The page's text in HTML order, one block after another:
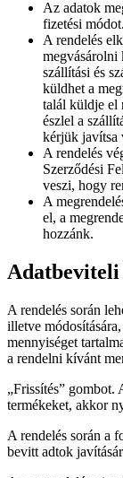
Az adatok
fizetési módot.
A rendelés
megvásárolni
szállítási és
küldhet a
talál küldje el
észlel a
kérjük javítsa
A rendelés
Szerződési
veszi, hogy
A
el, a
hozzánk.
Adatbeviteli
A rendelés során
illetve
mennyiséget
a rendelni kívánt
„Frissítés”
termékeket, akkor
A rendelés során a
bevitt adtok